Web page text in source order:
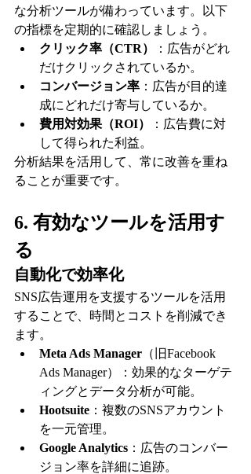
な分析ツールが備わっています。以下
の指標を定期的に確認しましょう。
クリック率（CTR）
：広告がどれ
だけクリックされているか。
コンバージョン率 ：広告が目的達
成にどれだけ寄与しているか。
費用対効果（ROI）
：広告費に対
して得られた利益。
分析結果を活用して、常に改善を重ね
ることが重要です。
6. 有効なツールを活用す
る
自動化で効率化
SNS広告運用を支援するツールを活用
することで、時間とコストを削減でき
ます。
Meta Ads Manager （旧Facebook
Ads Manager）：効果的なターゲテ
ィングとデータ分析が可能。
Hootsuite ：複数のSNSアカウント
を一元管理。
Google Analytics ：広告のコンバー
ジョン率を詳細に追跡。